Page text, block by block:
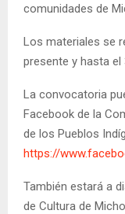
comunidades de
Los materiales se
presente y hasta el
La convocatoria
Facebook de la
de los Pueblos
https://
También estará a
de Cultura de